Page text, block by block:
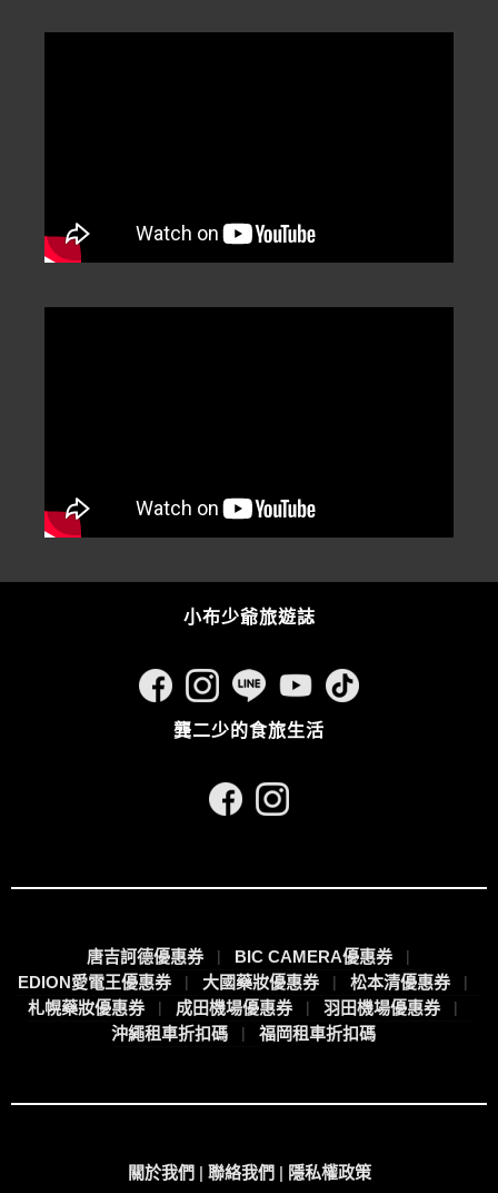
小布少爺旅遊誌
龔二少的食旅生活
唐吉訶德優惠券
BIC CAMERA優惠券
EDION愛電王優惠券
大國藥妝優惠券
松本清優惠券
札幌藥妝優惠券
成田機場優惠券
羽田機場優惠券
沖繩租車折扣碼
福岡租車折扣碼
關於我們 | 聯絡我們 | 隱私權政策